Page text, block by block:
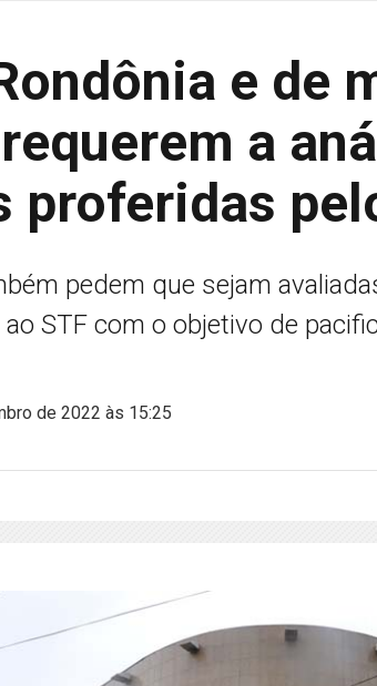
e de
a
proferidas
pedem que sejam
STF com o objetivo de
de 2022 às 15:25